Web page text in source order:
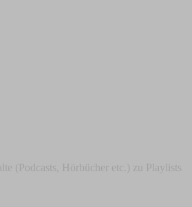
(Podcasts, Hörbücher etc.) zu Playlists